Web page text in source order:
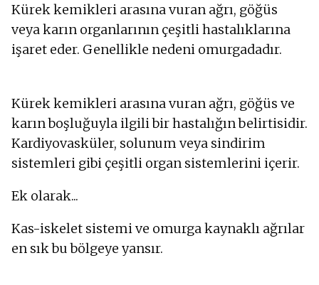
Kürek kemikleri arasına vuran ağrı, göğüs
veya karın organlarının çeşitli hastalıklarına
işaret eder. Genellikle nedeni omurgadadır.
Kürek kemikleri arasına vuran ağrı, göğüs ve
karın boşluğuyla ilgili bir hastalığın belirtisidir.
Kardiyovasküler, solunum veya sindirim
sistemleri gibi çeşitli organ sistemlerini içerir.
Ek olarak...
Kas-iskelet sistemi ve omurga kaynaklı ağrılar
en sık bu bölgeye yansır.